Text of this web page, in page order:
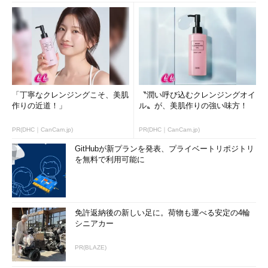
「丁寧なクレンジングこそ、美肌
作りの近道！」
PR(DHC｜CanCam.jp)
〝潤い呼び込むクレンジングオイ
ル〟が、美肌作りの強い味方！
PR(DHC｜CanCam.jp)
GitHubが新プランを発表、プライベートリポジトリ
を無料で利用可能に
免許返納後の新しい足に。荷物も運べる安定の4輪
シニアカー
PR(BLAZE)